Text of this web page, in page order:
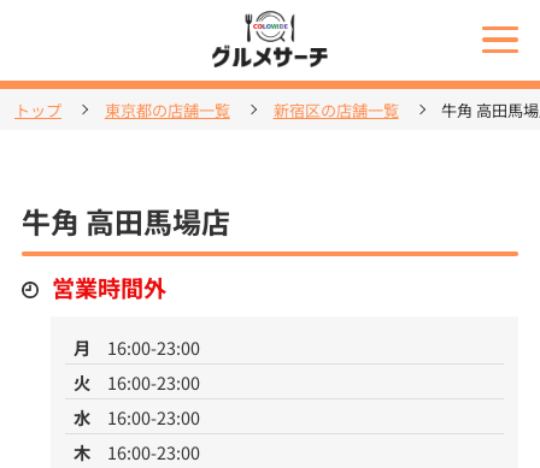
トップ 東京都の店舗一覧 新宿区の店舗一覧 牛角 高田馬
牛角 高田馬場店
営業時間外
月
16:00-23:00
火
16:00-23:00
水
16:00-23:00
木
16:00-23:00